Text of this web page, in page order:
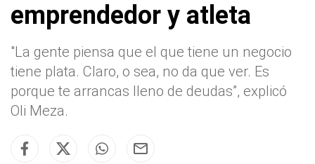
emprendedor y atleta
"La gente piensa que el que tiene un negocio
tiene plata. Claro, o sea, no da que ver. Es
porque te arrancas lleno de deudas”, explicó
Oli Meza.